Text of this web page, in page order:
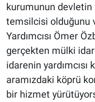
kurumunun
temsilcisi olduğunu
Yardımcısı Ömer
gerçekten mülki
idarenin
aramızdaki köprü
bir hizmet